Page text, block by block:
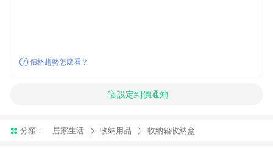
價格趨勢怎麼看？
設定到價通知
分類： 居家生活 收納用品 收納箱收納盒